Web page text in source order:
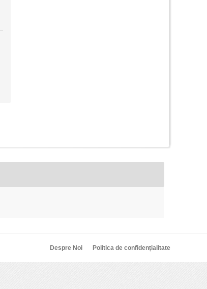
Despre Noi Politica de confidențialitate